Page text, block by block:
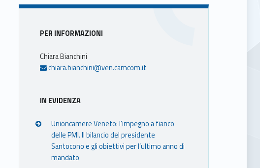
Sidebar
PER INFORMAZIONI
Chiara Bianchini
chiara.bianchini@ven.camcom.it
IN EVIDENZA
Unioncamere Veneto: l’impegno a fianco
delle PMI. Il bilancio del presidente
Santocono e gli obiettivi per l’ultimo anno di
mandato